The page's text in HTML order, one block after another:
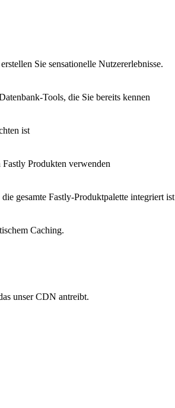
Sie sensationelle Nutzererlebnisse.
Tools, die Sie bereits kennen
ist
Produkten verwenden
gesamte Fastly-Produktpalette integriert ist
Caching.
unser CDN antreibt.